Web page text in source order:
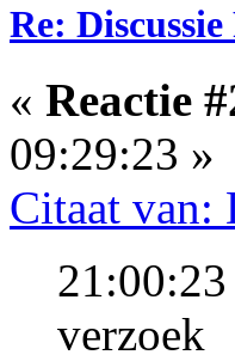
Re:
« Reactie
09:29:23 »
Citaat van:
verzoek